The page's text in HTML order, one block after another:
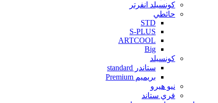
كونسيلد انفرتر
حائطي
STD
S-PLUS
ARTCOOL
Big
كونسيلد
ستاندر standard
بريميم Premium
نيو هيرو
فري ستاند